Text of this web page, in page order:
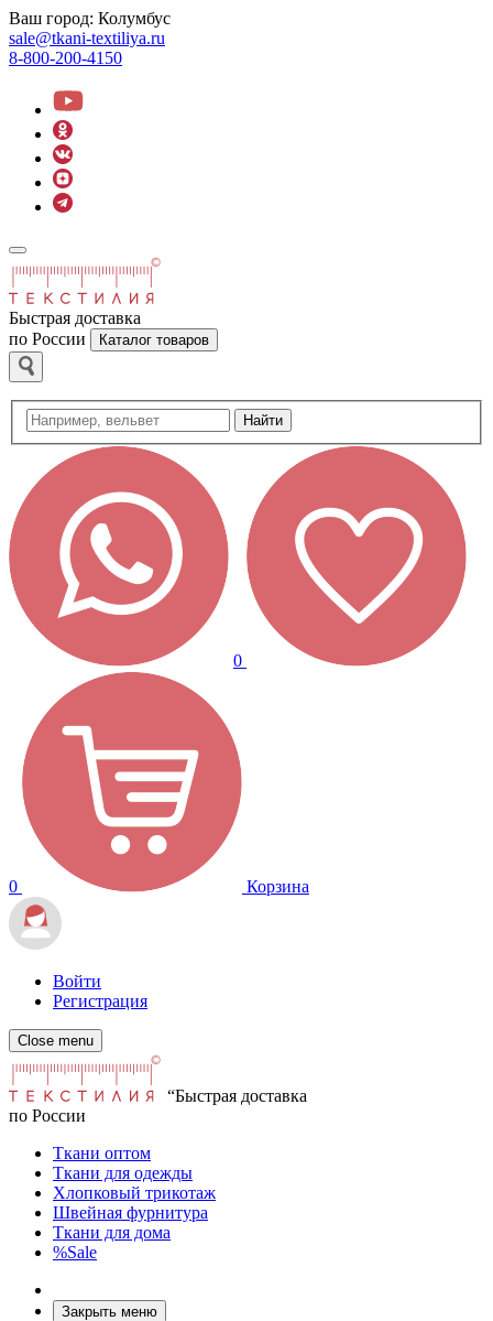
Ваш город: Колумбус
sale@tkani-textiliya.ru
8-800-200-4150
Быстрая доставка
по России
Каталог товаров
Найти
0
0 Корзина
Войти
Регистрация
Close menu
“Быстрая доставка
по России
Ткани оптом
Ткани для одежды
Хлопковый трикотаж
Швейная фурнитура
Ткани для дома
%Sale
Закрыть меню